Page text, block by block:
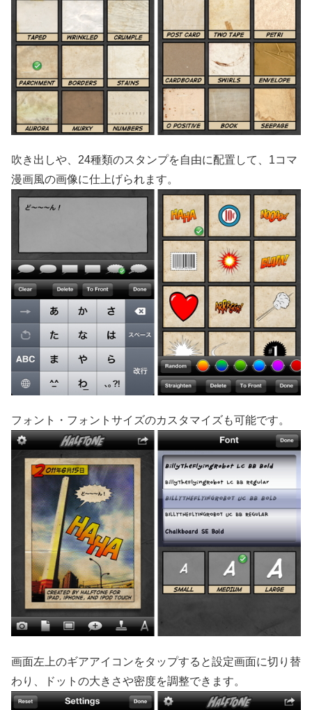
吹き出しや、24種類のスタンプを自由に配置して、1コマ
漫画風の画像に仕上げられます。
フォント・フォントサイズのカスタマイズも可能です。
画面左上のギアアイコンをタップすると設定画面に切り替
わり、ドットの大きさや密度を調整できます。